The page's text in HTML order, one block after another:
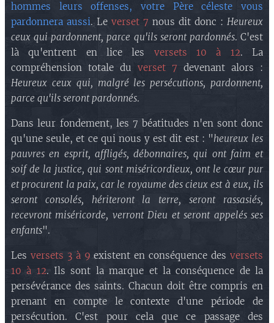
hommes leurs offenses, votre Père céleste vous
pardonnera aussi. Le verset 7 nous dit donc : Heureux
ceux qui pardonnent, parce qu'ils seront pardonnés. C'est
là qu'entrent en lice les versets 10 à 12. La
compréhension totale du verset 7 devenant alors :
Heureux ceux qui, malgré les persécutions, pardonnent,
parce qu'ils seront pardonnés.
Dans leur fondement, les 7 béatitudes n'en sont donc
qu'une seule, et ce qui nous y est dit est : "heureux les
pauvres en esprit, affligés, débonnaires, qui ont faim et
soif de la justice, qui sont miséricordieux, ont le cœur pur
et procurent la paix, car le royaume des cieux est à eux, ils
seront consolés, hériteront la terre, seront rassasiés,
recevront miséricorde, verront Dieu et seront appelés ses
enfants".
Les versets 3 à 9 existent en conséquence desversets
10 à 12. Ils sont la marque et la conséquence de la
persévérance des saints. Chacun doit être compris en
prenant en compte le contexte d'une période de
persécution. C'est pour cela que ce passage des